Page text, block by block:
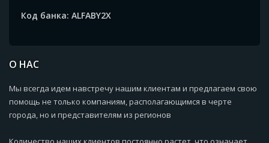
Код банка: ALFABY2X
О НАС
Мы всегда идем навстречу нашим клиентам и предлагаем свою
помощь не только компаниям, располагающимся в черте
города, но и представителям из регионов